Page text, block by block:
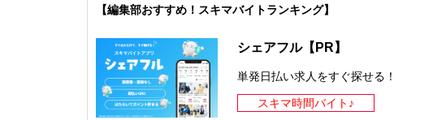
【編集部おすすめ！スキマバイトランキング】
シェアフル【PR】
単発日払い求人をすぐ探せる！
スキマ時間バイト♪